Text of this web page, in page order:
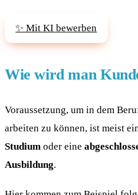
✨ Mit KI bewerben
Wie wird man
Voraussetzung, um in dem
arbeiten zu können, ist meist
Studium oder eine
Ausbildung.